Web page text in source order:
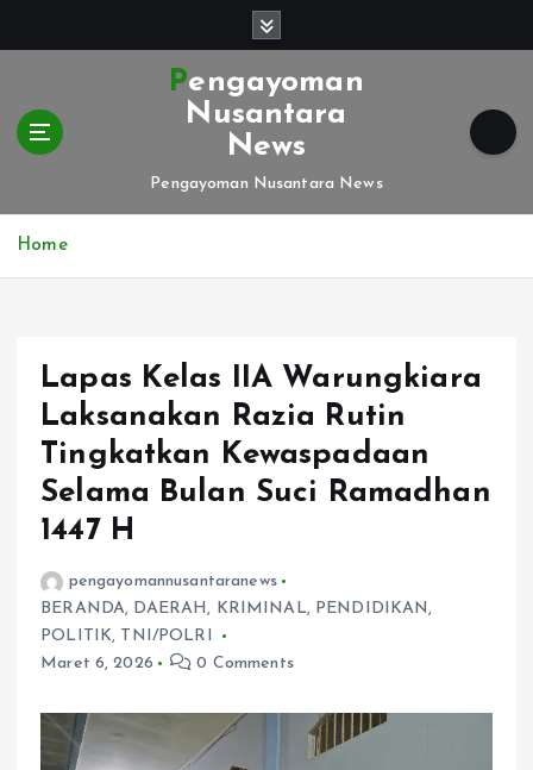
Pengayoman
Nusantara
News
Pengayoman Nusantara News
Home
Lapas Kelas IIA Warungkiara
Laksanakan Razia Rutin
Tingkatkan Kewaspadaan
Selama Bulan Suci Ramadhan
1447 H
pengayomannusantaranews
BERANDA, DAERAH, KRIMINAL, PENDIDIKAN,
POLITIK, TNI/POLRI
Maret 6, 2026
0 Comments